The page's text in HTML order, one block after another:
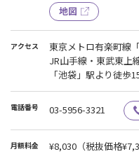
地図
アクセス
東京メトロ有楽町線
JR山手線・東武東上
「池袋」駅より徒歩
電話番号 03-5956-3321
月額料金 ¥8,030 （税抜価格